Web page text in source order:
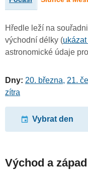
Hředle leží na
východní délky (
astronomické údaje
Dny: 20. března, 21.
zítra
Vybrat den
Východ a